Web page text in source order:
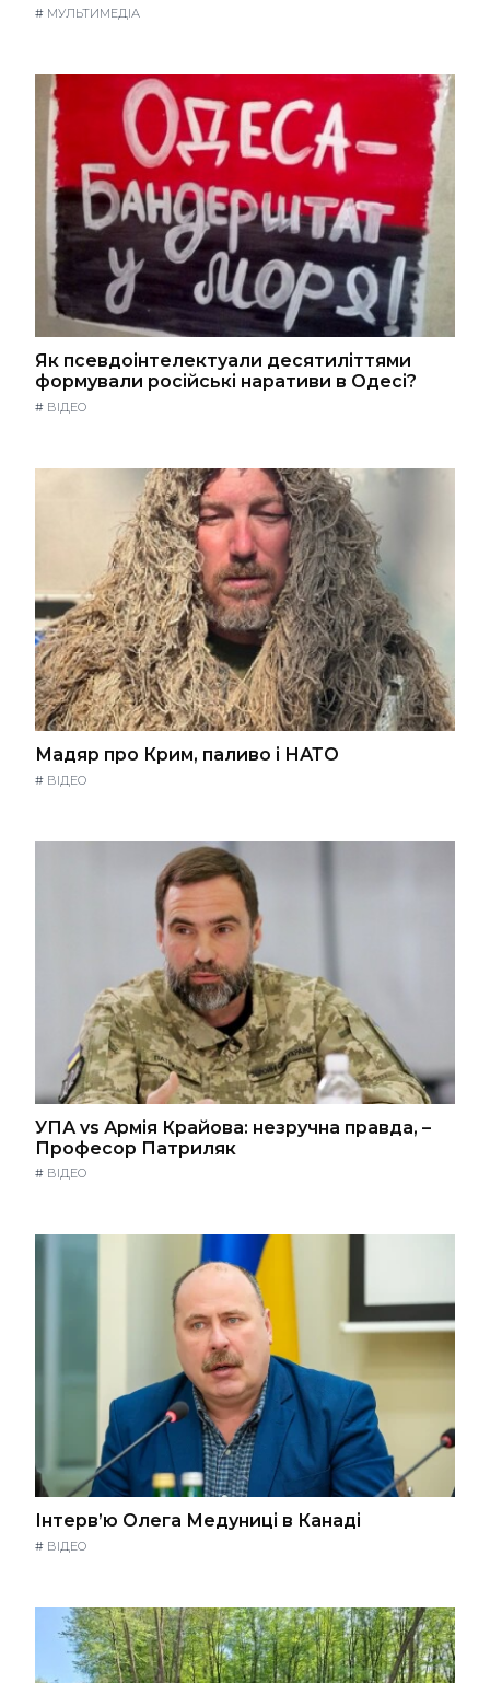
# МУЛЬТИМЕДІА
Як псевдоінтелектуали десятиліттями
формували російські наративи в Одесі?
# ВІДЕО
Мадяр про Крим, паливо і НАТО
# ВІДЕО
УПА vs Армія Крайова: незручна правда, –
Професор Патриляк
# ВІДЕО
Інтерв’ю Олега Медуниці в Канаді
# ВІДЕО